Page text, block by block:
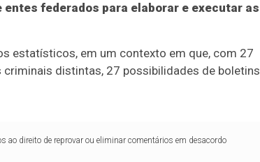
federados para elaborar e executar as
estatísticos, em um contexto em que, com 27
distintas, 27 possibilidades de boletins
ao direito de reprovar ou eliminar comentários em desacordo